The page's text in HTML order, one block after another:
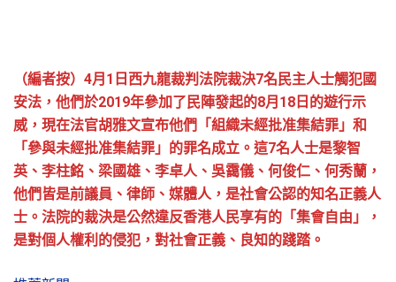
（編者按）4月1日西九龍裁判法院裁決7名民主人士觸犯國
安法，他們於2019年參加了民陣發起的8月18日的遊行示
威，現在法官胡雅文宣布他們「組織未經批准集結罪」和
「參與未經批准集結罪」的罪名成立。這7名人士是黎智
英、李柱銘、梁國雄、李卓人、吳靄儀、何俊仁、何秀蘭，
他們皆是前議員、律師、媒體人，是社會公認的知名正義人
士。法院的裁決是公然違反香港人民享有的「集會自由」，
是對個人權利的侵犯，對社會正義、良知的踐踏。